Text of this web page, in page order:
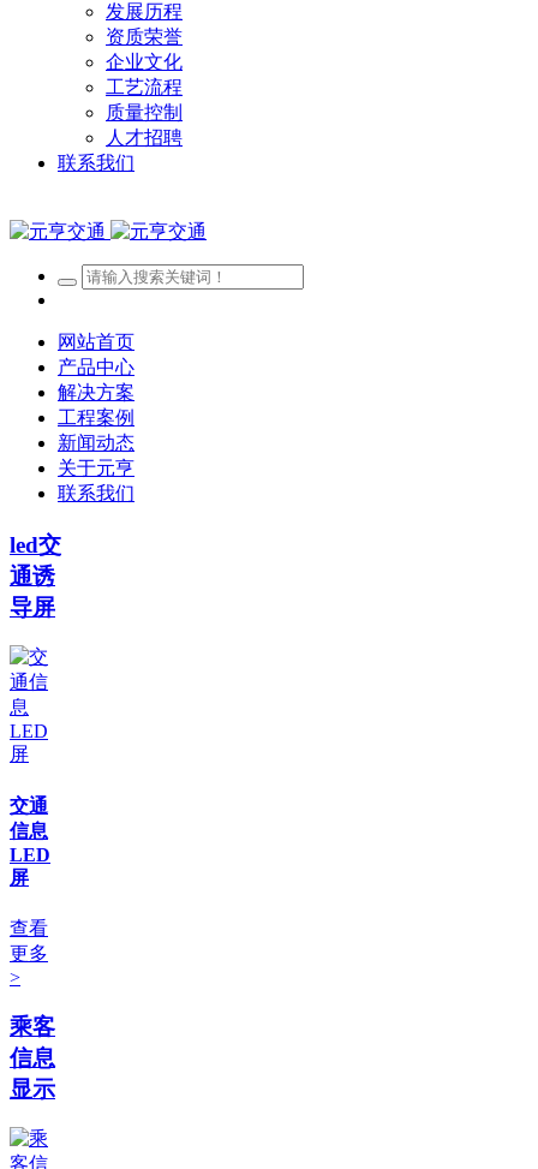
发展历程
资质荣誉
企业文化
工艺流程
质量控制
人才招聘
联系我们
网站首页
产品中心
解决方案
工程案例
新闻动态
关于元亨
联系我们
led交
通诱
导屏
交通
信息
LED
屏
查看
更多
>
乘客
信息
显示